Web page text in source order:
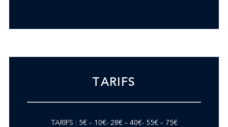
TARIFS
TARIFS : 5€ – 10€- 28€ – 40€- 55€ – 75€